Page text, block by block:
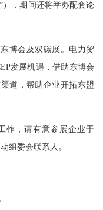
），期间还将举办配套论
博会及双碳展。电力贸
发展机遇，借助东博会
道，帮助企业开拓东盟
作，请有意参展企业于
组委会联系人。